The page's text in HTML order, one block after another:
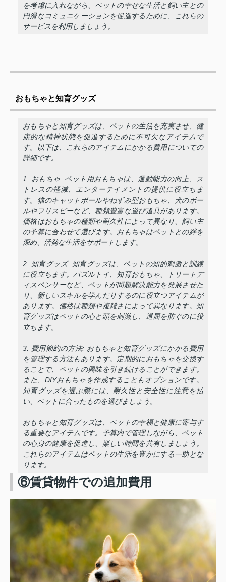
を考慮に入れながら、ペットの幸せな生活と飼い主との
円滑なコミュニケーションを促進するために、これらの
サービスを利用しましょう。
おもちゃと知育グッズ
おもちゃと知育グッズは、ペットの生活を充実させ、健
康的な精神状態を促進するために不可欠なアイテムで
す。以下は、これらのアイテムにかかる費用についての
詳細です。
1. おもちゃ: ペット用おもちゃは、運動能力の向上、ス
トレスの軽減、エンターテイメントの提供に役立ちま
す。猫のキャットボールやねずみ型おもちゃ、犬のボー
ルやフリスビーなど、種類豊富な遊び道具があります。
価格はおもちゃの種類や耐久性によって異なり、飼い主
の予算に合わせて選びます。おもちゃはペットとの絆を
深め、活発な生活をサポートします。
2. 知育グッズ: 知育グッズは、ペットの知的刺激と訓練
に役立ちます。パズルトイ、知育おもちゃ、トリートデ
ィスペンサーなど、ペットが問題解決能力を発展させた
り、新しいスキルを学んだりするのに役立つアイテムが
あります。価格は種類や複雑さによって異なります。知
育グッズはペットの心と頭を刺激し、退屈を防ぐのに役
立ちます。
3. 費用節約の方法: おもちゃと知育グッズにかかる費用
を管理する方法もあります。定期的におもちゃを交換す
ることで、ペットの興味を引き続けることができます。
また、DIYおもちゃを作成することもオプションです。
知育グッズを選ぶ際には、耐久性と安全性に注意を払
い、ペットに合ったものを選びましょう。
おもちゃと知育グッズは、ペットの幸福と健康に寄与す
る重要なアイテムです。予算内で管理しながら、ペット
の心身の健康を促進し、楽しい時間を共有しましょう。
これらのアイテムはペットの生活を豊かにする一助とな
ります。
⑥賃貸物件での追加費用